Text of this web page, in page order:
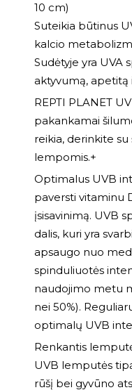
10 cm)
Suteikia būtinus
kalcio
Sudėtyje yra UVA
aktyvumą,
REPTI PLANET
pakankamai
reikia, derinkite
lempomis.+
Optimalus UVB
paversti vitaminu
įsisavinimą. UVB
dalis, kuri yra
apsaugo nuo
spinduliuotės
naudojimo metu
nei 50%).
optimalų UVB
Renkantis
UVB lemputės
rūšį bei gyvūno